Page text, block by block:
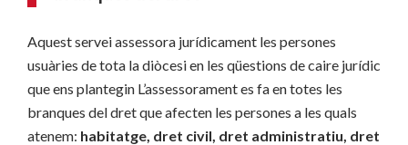
Aquest servei assessora jurídicament les persones
usuàries de tota la diòcesi en les qüestions de caire jurídic
que ens plantegin L’assessorament es fa en totes les
branques del dret que afecten les persones a les quals
atenem: habitatge, dret civil, dret administratiu, dret